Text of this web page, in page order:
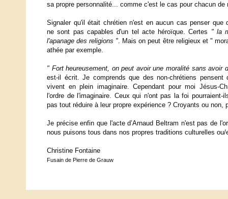
sa propre personnalité... comme c'est le cas pour chacun de
Signaler qu'il était chrétien n'est en aucun cas penser que
ne sont pas capables d'un tel acte héroïque. Certes " la
l'apanage des religions ". Mais on peut être religieux et "
athée par exemple.
" Fort heureusement, on peut avoir une moralité sans avoir
est-il écrit. Je comprends que des non-chrétiens pensent
vivent en plein imaginaire. Cependant pour moi Jésus-
l'ordre de l'imaginaire. Ceux qui n'ont pas la foi pourraient-
pas tout réduire à leur propre expérience ? Croyants ou
Je précise enfin que l'acte d’Arnaud Beltram n'est pas de
nous puisons tous dans nos propres traditions culturelles
Christine Fontaine
Fusain de Pierre de Grauw